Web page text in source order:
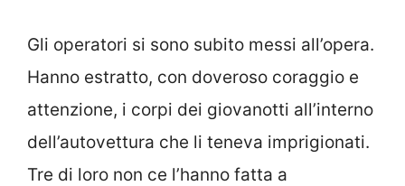
Gli operatori si sono subito messi all’opera.
Hanno estratto, con doveroso coraggio e
attenzione, i corpi dei giovanotti all’interno
dell’autovettura che li teneva imprigionati.
Tre di loro non ce l’hanno fatta a